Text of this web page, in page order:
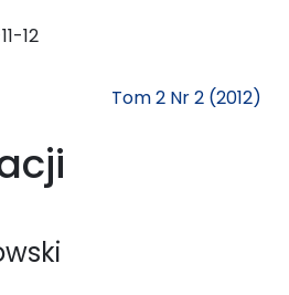
12
Tom 2 Nr 2 (2012)